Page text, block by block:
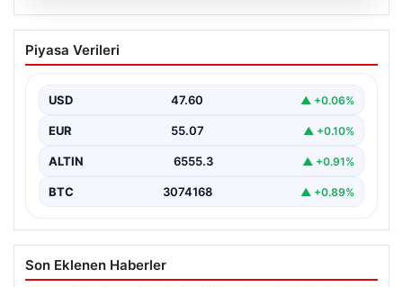
04.08.2026
FETÖ’cü Burkay Karatepe ile Bağlantılı
Şüphelinin İfadesi Ortaya Çıktı: ‘Salih
15 Temmuz darbe girişimi sırasında planlanan ve
girişimini içeren…
Piyasa Verileri
USD 47.60 ▲ +0.06%
EUR 55.07 ▲ +0.10%
ALTIN 6555.3 ▲ +0.91%
BTC 3074168 ▲ +0.89%
Son Eklenen Haberler